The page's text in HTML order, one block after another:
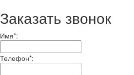
Заказать звонок
Имя*:
Телефон*: